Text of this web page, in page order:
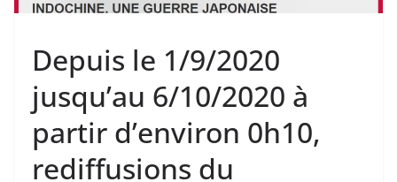
Depuis le 1/9/2020
jusqu’au 6/10/2020 à
partir d’environ 0h10,
rediffusions du